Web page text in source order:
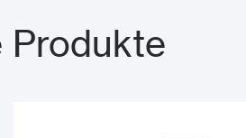
Produkte